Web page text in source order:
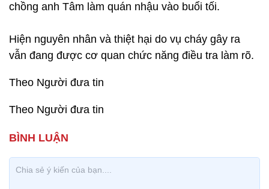
chồng anh Tâm làm quán nhậu vào buổi tối.
Hiện nguyên nhân và thiệt hại do vụ cháy gây ra
vẫn đang được cơ quan chức năng điều tra làm rõ.
Theo Người đưa tin
Theo Người đưa tin